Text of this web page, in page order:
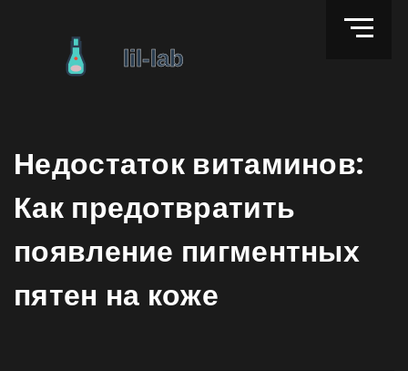
Недостаток витаминов:
Как предотвратить
появление пигментных
пятен на коже